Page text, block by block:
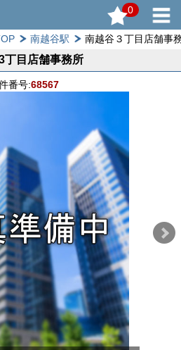
0
南越谷駅 南越谷３丁目店舗事
丁目店舗事務所
番号:68567